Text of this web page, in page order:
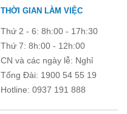
THỜI GIAN LÀM VIỆC
Thứ 2 - 6: 8h:00 - 17h:30
Thứ 7: 8h:00 - 12h:00
CN và các ngày lễ: Nghỉ
Tổng Đài: 1900 54 55 19
Hotline: 0937 191 888